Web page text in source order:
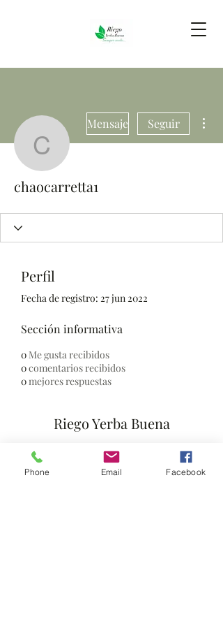
chaocarretta1
Mensaje Seguir
chaocarretta1
Perfil
Fecha de registro: 27 jun 2022
Sección informativa
0 Me gusta recibidos
0comentarios recibidos
0mejores respuestas
Riego Yerba Buena
Formulario de suscripción
Phone Email Facebook